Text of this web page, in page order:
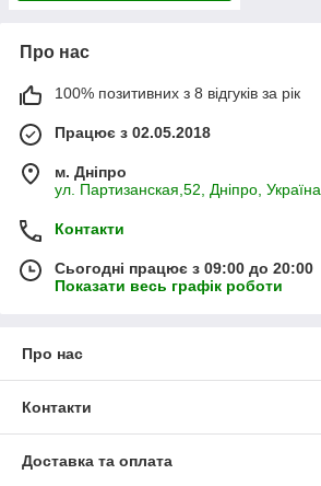
Про нас
100% позитивних з 8 відгуків за рік
Працює з 02.05.2018
м. Дніпро
ул. Партизанская,52, Дніпро, Україна
Контакти
Сьогодні працює з 09:00 до 20:00
Показати весь графік роботи
Про нас
Контакти
Доставка та оплата